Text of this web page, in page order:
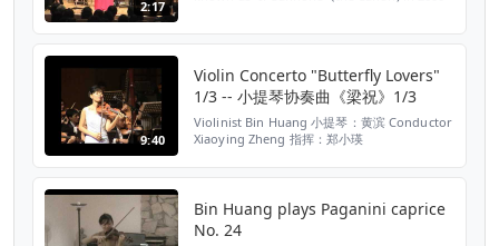
2:17
9:40
Violin Concerto "Butterfly Lovers"
1/3 -- 小提琴协奏曲《梁祝》1/3
Violinist Bin Huang 小提琴：黄滨 Conductor
Xiaoying Zheng 指挥：郑小瑛
Bin Huang plays Paganini caprice
No. 24